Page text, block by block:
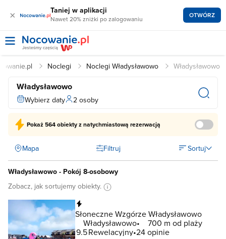
× Taniej w aplikacji
Nawet 20% zniżki po zalogowaniu OTWÓRZ
Noclegi Noclegi Władysławowo Władysławowo
Władysławowo
Wybierz daty 2 osoby
Pokaż564 obiektyz natychmiastową rezerwacją
Mapa Filtruj Sortuj
Władysławowo - Pokój 8-osobowy
Zobacz, jak sortujemy obiekty.
Słoneczne Wzgórze Władysławowo
Władysławowo
700 m od plaży
9.5Rewelacyjny 24 opinie